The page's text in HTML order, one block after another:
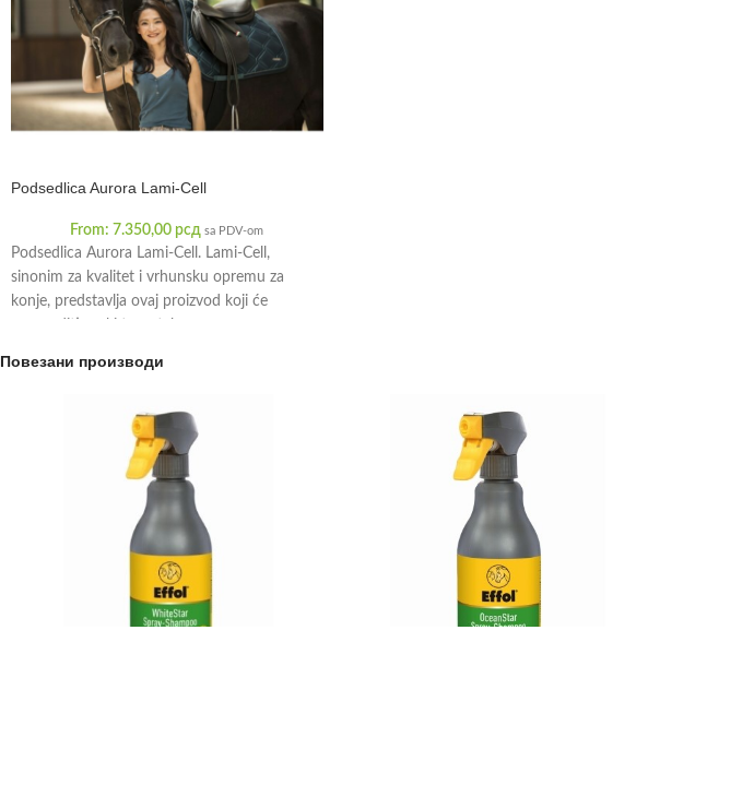
Podsedlica Aurora Lami-Cell
From: 7.350,00 рсд sa PDV-om
Podsedlica Aurora Lami-Cell. Lami-Cell,
sinonim za kvalitet i vrhunsku opremu za
konje, predstavlja ovaj proizvod koji će
Повезани производи